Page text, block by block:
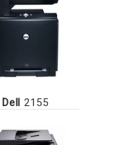
Dell 2155